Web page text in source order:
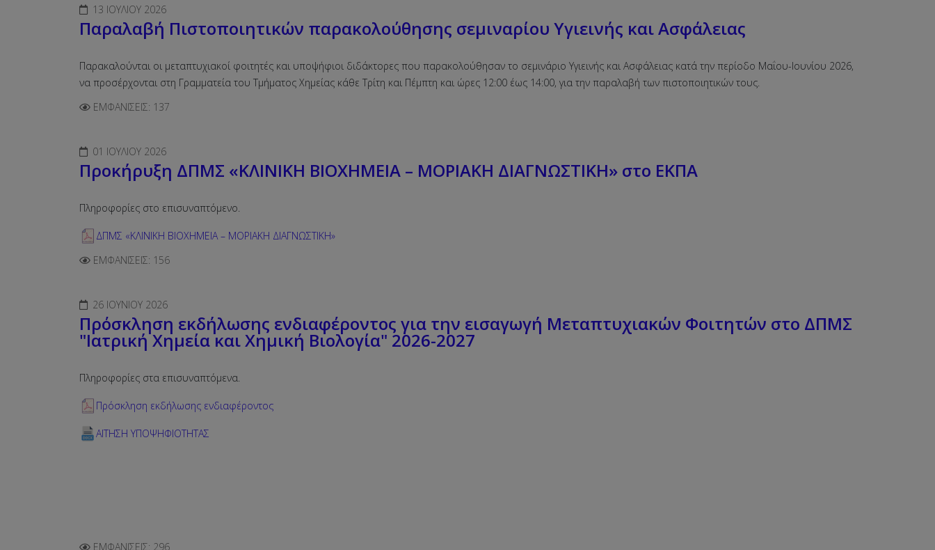
13 ΙΟΥΛΊΟΥ 2026
Παραλαβή Πιστοποιητικών παρακολούθησης σεμιναρίου Υγιεινής και Ασφάλειας
Παρακαλούνται οι μεταπτυχιακοί φοιτητές και υποψήφιοι διδάκτορες που παρακολούθησαν το σεμινάριο Υγιεινής και Ασφάλειας κατά την περίοδο Μαΐου-Ιουνίου 2026,
να προσέρχονται στη Γραμματεία του Τμήματος Χημείας κάθε Τρίτη και Πέμπτη και ώρες 12:00 έως 14:00, για την παραλαβή των πιστοποιητικών τους.
ΕΜΦΑΝΊΣΕΙΣ: 137
01 ΙΟΥΛΊΟΥ 2026
Προκήρυξη ΔΠΜΣ «ΚΛΙΝΙΚΗ ΒΙΟΧΗΜΕΙΑ – ΜΟΡΙΑΚΗ ΔΙΑΓΝΩΣΤΙΚΗ» στο ΕΚΠΑ
Πληροφορίες στο επισυναπτόμενο.
ΔΠΜΣ «ΚΛΙΝΙΚΗ ΒΙΟΧΗΜΕΙΑ – ΜΟΡΙΑΚΗ ΔΙΑΓΝΩΣΤΙΚΗ»
ΕΜΦΑΝΊΣΕΙΣ: 156
26 ΙΟΥΝΊΟΥ 2026
Πρόσκληση εκδήλωσης ενδιαφέροντος για την εισαγωγή Μεταπτυχιακών Φοιτητών στο ΔΠΜΣ
"Ιατρική Χημεία και Χημική Βιολογία" 2026-2027
Πληροφορίες στα επισυναπτόμενα.
Πρόσκληση εκδήλωσης ενδιαφέροντος
ΑΙΤΗΣΗ ΥΠΟΨΗΦΙΟΤΗΤΑΣ
ΕΜΦΑΝΊΣΕΙΣ: 296